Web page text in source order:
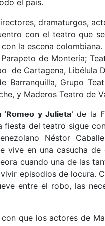
el país.
dramaturgos,
con el teatro que
la escena
de Montería;
de Cartagena, Libélula
Barranquilla, Grupo
y Maderos Teatro de
y Julieta’ de la
del teatro sigue
Néstor
vive en una casucha
cuando una de las
episodios de locura.
entre el robo, las
con que los actores de